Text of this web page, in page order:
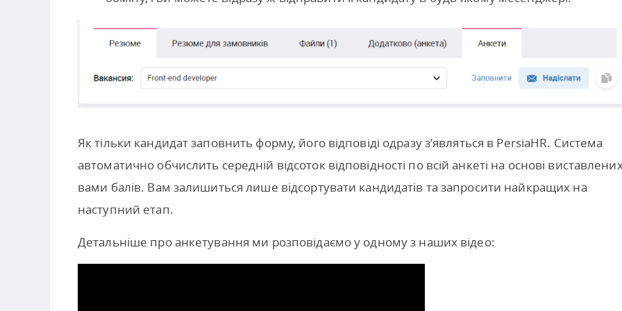
Як тільки кандидат заповнить форму, його відповіді одразу з’являться в PersiaHR. Система
автоматично обчислить середній відсоток відповідності по всій анкеті на основі
вами балів. Вам залишиться лише відсортувати кандидатів та запросити найкращих на
наступний етап.
Детальніше про анкетування ми розповідаємо у одному з наших відео: